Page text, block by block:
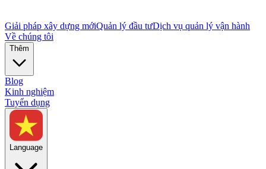
Giải pháp xây dựng mớiQuản lý đầu tưDịch vụ quản lý vận hành
Về chúng tôi
Thêm
Blog
Kinh nghiệm
Tuyển dụng
Language